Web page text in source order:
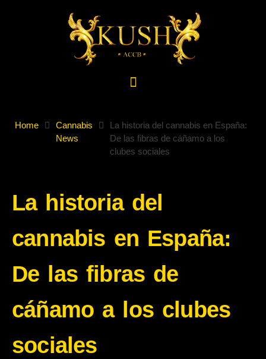
Home
Cannabis
News
La historia del cannabis en España:
De las fibras de cáñamo a los
clubes sociales
La historia del
cannabis en España:
De las fibras de
cáñamo a los clubes
sociales